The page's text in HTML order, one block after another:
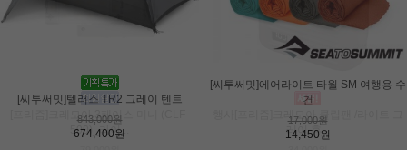
[오클리]EYEJACKET REDUX SILVER
PRIZM BLACK PO...
[오클리]EYEJACKET REDUX MATTE
BLACK PRIZM GRE...
[몽벨]포켓터블 라이트 숄더백 S I
(JBEJXUES268...
[몽벨]트레킹 썬글라스 (JBEJXUZY223)
/BROWN
[씨투써밋]텔러스 TR2 그레이 텐트
843,000원
674,400원
[씨투써밋]에어라이트 타월 SM 여행용 수
건
17,000원
14,450원
[프리즘]크레모아 3페이스 미니 (CLF-
500)_라이...
행사[프리즘]크레모아 클립팬 /라이트 그
레이 휴...
행사[니모]리프 맨 15 EP 롱 2026 + 닉왁
스 다운...
[니모]오라 롱/와이드 자충형 에어매트
188,000원